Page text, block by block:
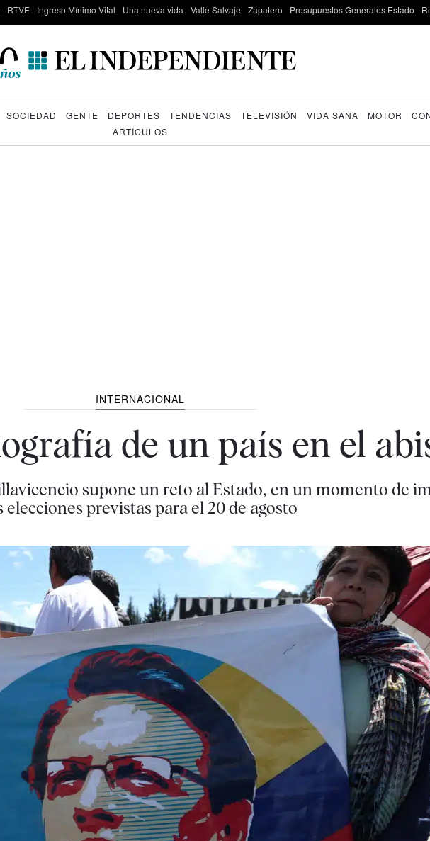
RTVE Ingreso Mínimo Vital Una nueva vida Valle Salvaje Zapatero Presupuestos Generales Estado
SOCIEDAD GENTE DEPORTES TENDENCIAS TELEVISIÓN VIDA SANA MOTOR
ARTÍCULOS
INTERNACIONAL
de un país en el
supone un reto al Estado, en un momento de
elecciones previstas para el 20 de agosto